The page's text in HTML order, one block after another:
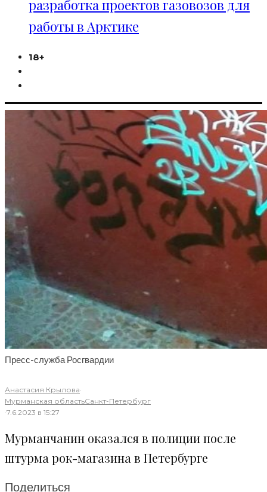
разработка проектов газовозов для
работы в Арктике
18+
Пресс-служба Росгвардии
Анастасия Крылова·
Мурманская областьСанкт-Петербург
·7.6.2023 в 15:27
Мурманчанин оказался в полиции после
штурма рок-магазина в Петербурге
Поделиться